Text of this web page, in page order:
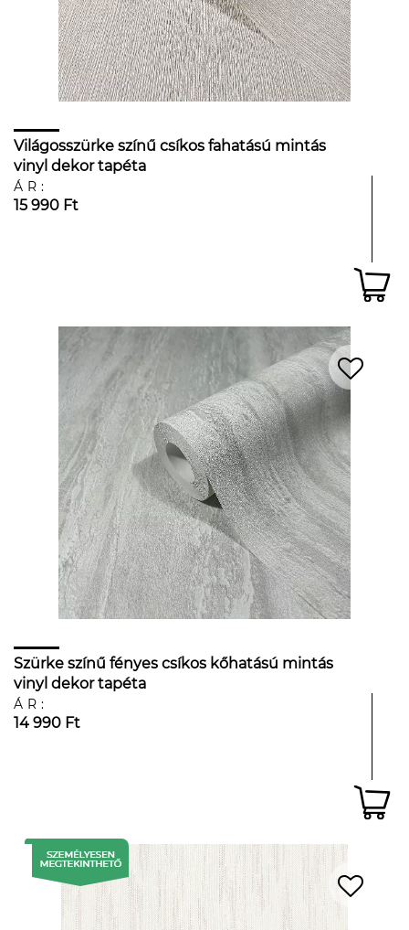
Világosszürke színű csíkos fahatású mintás
vinyl dekor tapéta
ÁR:
15 990 Ft
Szürke színű fényes csíkos kőhatású mintás
vinyl dekor tapéta
ÁR:
14 990 Ft